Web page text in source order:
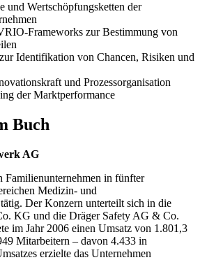
und Wertschöpfungsketten der
Frameworks zur Bestimmung von
Identifikation von Chancen, Risiken und
und Prozessorganisation
der Marktperformance
Buch
AG
in fünfter
Medizin- und
Der Konzern unterteilt sich in die
KG und die Dräger Safety AG & Co.
im Jahr 2006 einen Umsatz von 1.801,3
Mitarbeitern – davon 4.433 in
erzielte das Unternehmen